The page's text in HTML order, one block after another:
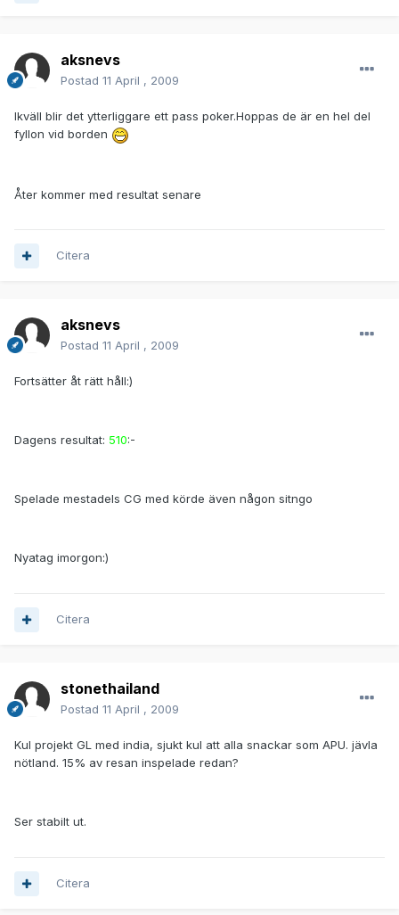
aksnevs
Postad 11 April , 2009
Ikväll blir det ytterliggare ett pass poker.Hoppas de är en hel del
fyllon vid borden
Åter kommer med resultat senare
Citera
aksnevs
Postad 11 April , 2009
Fortsätter åt rätt håll:)
Dagens resultat: 510:-
Spelade mestadels CG med körde även någon sitngo
Nyatag imorgon:)
Citera
stonethailand
Postad 11 April , 2009
Kul projekt GL med india, sjukt kul att alla snackar som APU. jävla
nötland. 15% av resan inspelade redan?
Ser stabilt ut.
Citera